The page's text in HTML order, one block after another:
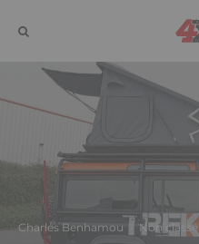
Charles Benhamou Non classé